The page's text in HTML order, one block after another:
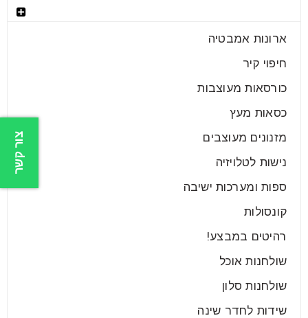
ארונות אמבטיה
חיפוי קיר
כורסאות מעוצבות
כסאות מעץ
מזנונים מעוצבים
נישות לטלויזיה
ספות ומערכות ישיבה
קונסולות
רהיטים במבצע!
שולחנות אוכל
שולחנות סלון
שידות לחדר שינה
צור קשר